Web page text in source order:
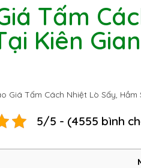
Tấm
Kiên
Giá Tấm Cách Nhiệt Lò Sấy,
5/5 - (4555 bình